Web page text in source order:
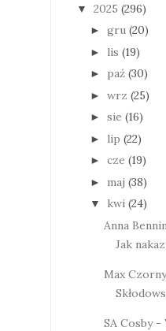
▼ 2025 (296)
► gru (20)
► lis (19)
► paź (30)
► wrz (25)
► sie (16)
► lip (22)
► cze (19)
► maj (38)
▼ kwi (24)
Anna
Jak
Max
SA Cosby -